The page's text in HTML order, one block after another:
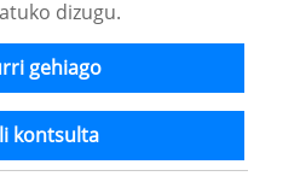
dizugu.
gehiago
kontsulta